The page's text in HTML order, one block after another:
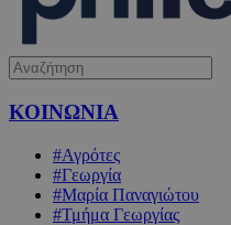
ΚΟΙΝΩΝΙΑ
#Αγρότες
#Γεωργία
#Μαρία Παναγιώτου
#Τμήμα Γεωργίας